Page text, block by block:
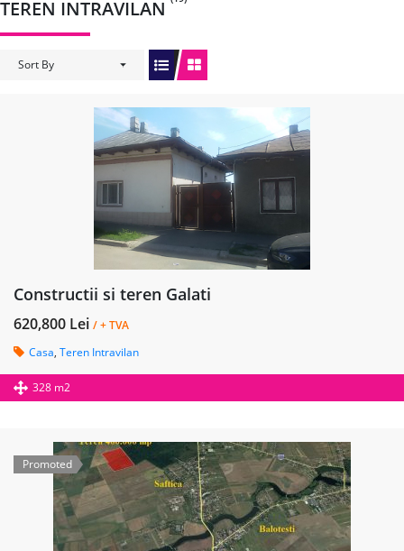
TEREN INTRAVILAN
Sort By
Constructii si teren Galati
620,800 Lei / + TVA
Casa, Teren Intravilan
328 m2
Promoted